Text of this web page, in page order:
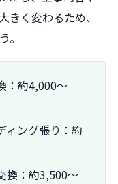
きく変わるため、
。
：約4,000～
ィング張り：約
換：約3,500～